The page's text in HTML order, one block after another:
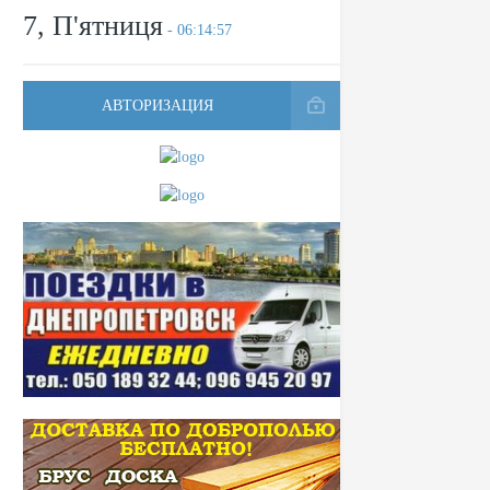
7, П'ятниця - 06:14:57
АВТОРИЗАЦИЯ